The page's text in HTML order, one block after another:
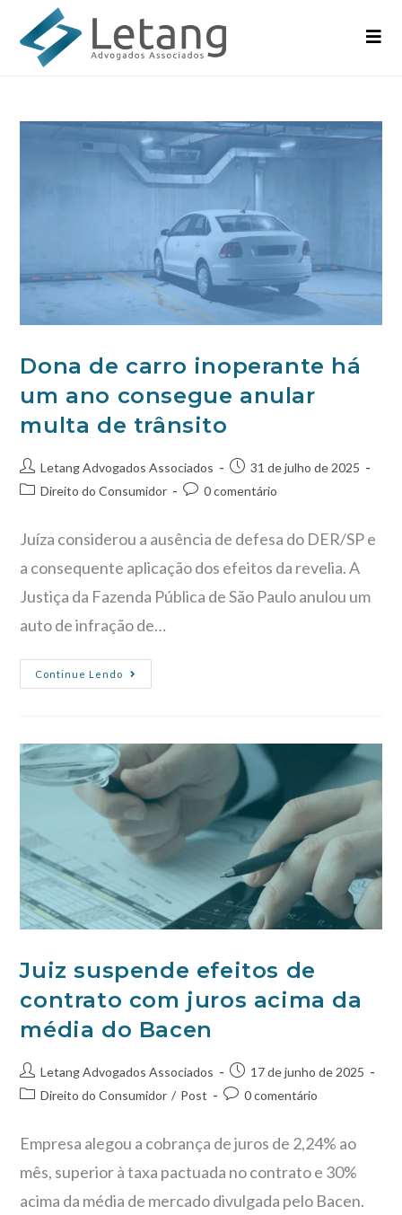
Dona de carro inoperante há
um ano consegue anular
multa de trânsito
Letang Advogados Associados
31 de julho de 2025
Direito do Consumidor
0 comentário
Juíza considerou a ausência de defesa do DER/SP e
a consequente aplicação dos efeitos da revelia. A
Justiça da Fazenda Pública de São Paulo anulou um
auto de infração de…
Continue Lendo
Juiz suspende efeitos de
contrato com juros acima da
média do Bacen
Letang Advogados Associados
17 de junho de 2025
Direito do Consumidor / Post 0 comentário
Empresa alegou a cobrança de juros de 2,24% ao
mês, superior à taxa pactuada no contrato e 30%
acima da média de mercado divulgada pelo Bacen.